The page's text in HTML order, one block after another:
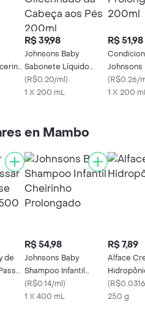
R$ 39,98
Johnsons Baby
Sabonete Líquido
Glicerinado da
Cabeça aos Pés
(R$0.20/ml)
1 X 200 mL
R$ 51,98
Johnsons
Cheirinho
200ml
(R$0.26/
1 X 200
en Mambo
de
R$ 54,98
Johnsons Baby
Shampoo Infantil
Cheirinho Prolongado
(R$0.14/ml)
1 X 400 mL
R$ 7,89
Alface
(
250 g